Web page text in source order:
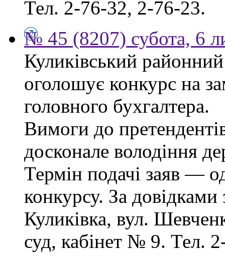
Тел. 2-76-32, 2-76-23.
№ 45 (8207) субота, 6
Куликівський районний
оголошує конкурс на
головного бухгалтера.
Вимоги до
досконале володіння
Термін подачі заяв —
конкурсу. За
Куликівка, вул.
суд, кабінет № 9. Тел.